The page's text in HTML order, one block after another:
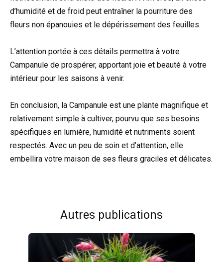
d’humidité et de froid peut entraîner la pourriture des
fleurs non épanouies et le dépérissement des feuilles.
L’attention portée à ces détails permettra à votre
Campanule de prospérer, apportant joie et beauté à votre
intérieur pour les saisons à venir.
En conclusion, la Campanule est une plante magnifique et
relativement simple à cultiver, pourvu que ses besoins
spécifiques en lumière, humidité et nutriments soient
respectés. Avec un peu de soin et d’attention, elle
embellira votre maison de ses fleurs graciles et délicates.
Autres publications